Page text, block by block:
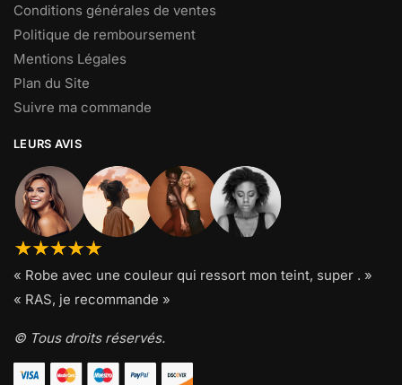
Conditions générales de ventes
Politique de remboursement
Mentions Légales
Plan du Site
Suivre ma commande
LEURS AVIS
« Robe avec une couleur qui ressort mon teint, super . »
« RAS, je recommande »
© Tous droits réservés.